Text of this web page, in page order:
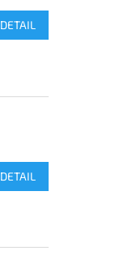
DETAIL
DETAIL